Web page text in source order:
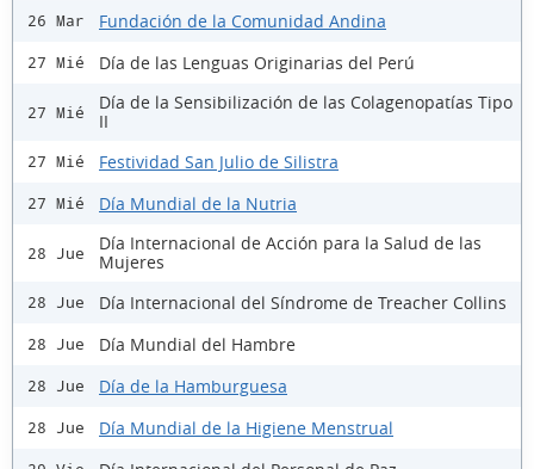
26 Mar Fundación de la Comunidad Andina
27 Mié Día de las Lenguas Originarias del Perú
27 Mié
Día de la Sensibilización de las Colagenopatías Tipo
II
27 Mié Festividad San Julio de Silistra
27 Mié Día Mundial de la Nutria
28 Jue
Día Internacional de Acción para la Salud de las
Mujeres
28 Jue Día Internacional del Síndrome de Treacher Collins
28 Jue Día Mundial del Hambre
28 Jue Día de la Hamburguesa
28 Jue Día Mundial de la Higiene Menstrual